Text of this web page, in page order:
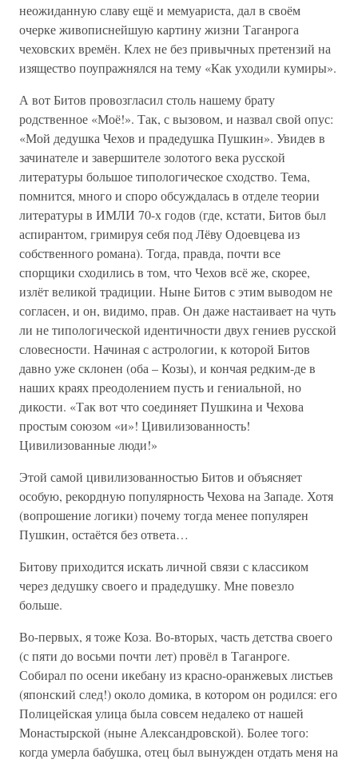
неожиданную славу ещё и мемуариста, дал в своём
очерке живописнейшую картину жизни Таганрога
чеховских времён. Клех не без привычных претензий на
изящество поупражнялся на тему «Как уходили кумиры».
А вот Битов провозгласил столь нашему брату
родственное «Моё!». Так, с вызовом, и назвал свой опус:
«Мой дедушка Чехов и прадедушка Пушкин». Увидев в
зачинателе и завершителе золотого века русской
литературы большое типологическое сходство. Тема,
помнится, много и споро обсуждалась в отделе теории
литературы в ИМЛИ 70-х годов (где, кстати, Битов был
аспирантом, гримируя себя под Лёву Одоевцева из
собственного романа). Тогда, правда, почти все
спорщики сходились в том, что Чехов всё же, скорее,
излёт великой традиции. Ныне Битов с этим выводом не
согласен, и он, видимо, прав. Он даже настаивает на чуть
ли не типологической идентичности двух гениев русской
словесности. Начиная с астрологии, к которой Битов
давно уже склонен (оба – Козы), и кончая редким-де в
наших краях преодолением пусть и гениальной, но
дикости. «Так вот что соединяет Пушкина и Чехова
простым союзом «и»! Цивилизованность!
Цивилизованные люди!»
Этой самой цивилизованностью Битов и объясняет
особую, рекордную популярность Чехова на Западе. Хотя
(вопрошение логики) почему тогда менее популярен
Пушкин, остаётся без ответа…
Битову приходится искать личной связи с классиком
через дедушку своего и прадедушку. Мне повезло
больше.
Во-первых, я тоже Коза. Во-вторых, часть детства своего
(с пяти до восьми почти лет) провёл в Таганроге.
Собирал по осени икебану из красно-оранжевых листьев
(японский след!) около домика, в котором он родился: его
Полицейская улица была совсем недалеко от нашей
Монастырской (ныне Александровской). Более того:
когда умерла бабушка, отец был вынужден отдать меня на